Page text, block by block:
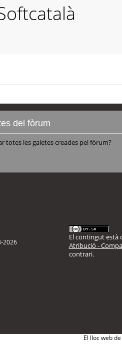
del fòrum
totes les galetes creades pel fòrum?
2026
El contingut està
Atribució -
contrari.
El lloc web